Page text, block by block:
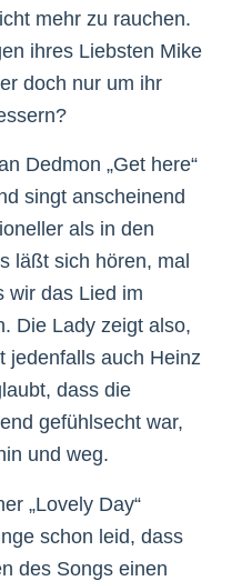
mehr zu rauchen.
ihres Liebsten Mike
doch nur um ihr
Dedmon „Get here“
singt anscheinend
als in den
läßt sich hören, mal
wir das Lied im
Die Lady zeigt also,
jedenfalls auch Heinz
dass die
gefühlsecht war,
und weg.
„Lovely Day“
schon leid, dass
des Songs einen